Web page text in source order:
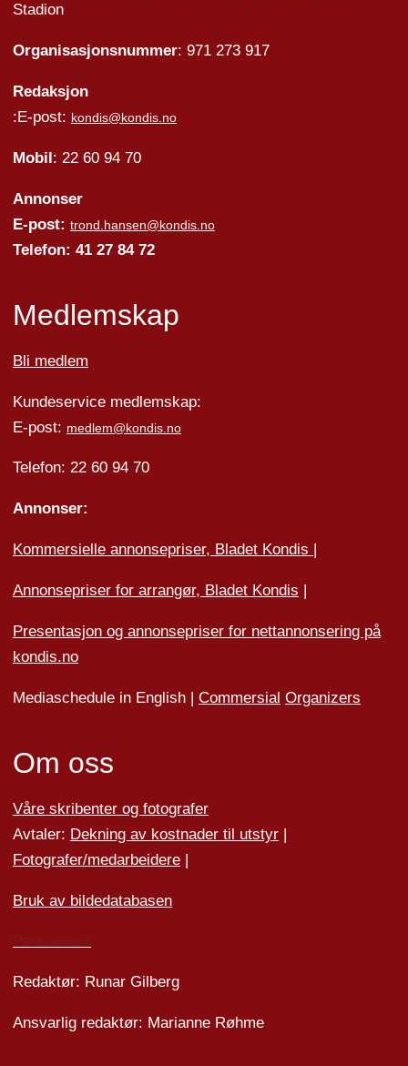
Stadion
Organisasjonsnummer: 971 273 917
Redaksjon
:E-post: kondis@kondis.no
Mobil : 22 60 94 70
Annonser
E-post: trond.hansen@kondis.no
Telefon: 41 27 84 72
Medlemskap
Bli medlem
Kundeservice medlemskap:
E-post: medlem@kondis.no
Telefon: 22 60 94 70
Annonser:
Kommersielle annonsepriser, Bladet Kondis
Annonsepriser for arrangør, Bladet Kondis
Presentasjon og annonsepriser for nettannonsering på
kondis.no
Mediaschedule in English | Commersial Organizers
Om oss
Våre skribenter og fotografer
Avtaler: Dekning av kostnader til utstyr|
Fotografer/medarbeidere|
Bruk av bildedatabasen
Redaktør: Runar Gilberg
Ansvarlig redaktør: Marianne Røhme